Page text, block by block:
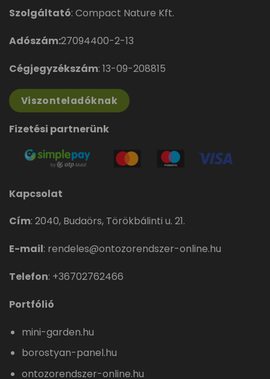
Szolgáltató: Compact Nature Kft.
Adószám:27094400-2-13
Cégjegyzékszám: 13-09-208815
Viszonteladóknak
Fizetési partnerünk
Kapcsolat
Cím: 2040, Budaörs, Törökbálinti u. 21.
E-mail: rendeles@ontozorendszer-online.hu
Telefon: +36702762466
Portfólió
mini-garden.hu
borostyan-panel.hu
ontozorendszer-online.hu